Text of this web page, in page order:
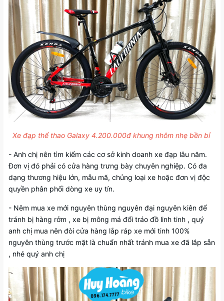
Xe đạp thể thao Galaxy 4.200.000đ khung nhôm nhẹ bền bỉ
- Anh chị nên tìm kiếm các cơ sở kinh doanh xe đạp lâu năm.
Đơn vị đó phải có cửa hàng trưng bày chuyên nghiệp. Có đa
dạng thương hiệu lớn, mẫu mã, chủng loại xe hoặc đơn vị độc
quyền phân phối dòng xe uy tín.
- Nêm mua xe mới nguyên thùng nguyên đại nguyên kiên để
tránh bị hàng rởm , xe bị mông má đổi tráo đồ linh tinh , quý
anh chị mua nên đòi cửa hàng lắp ráp xe mới tinh 100%
nguyên thùng trước mặt là chuẩn nhất tránh mua xe đã lắp sẵn
, nhé quý anh chị